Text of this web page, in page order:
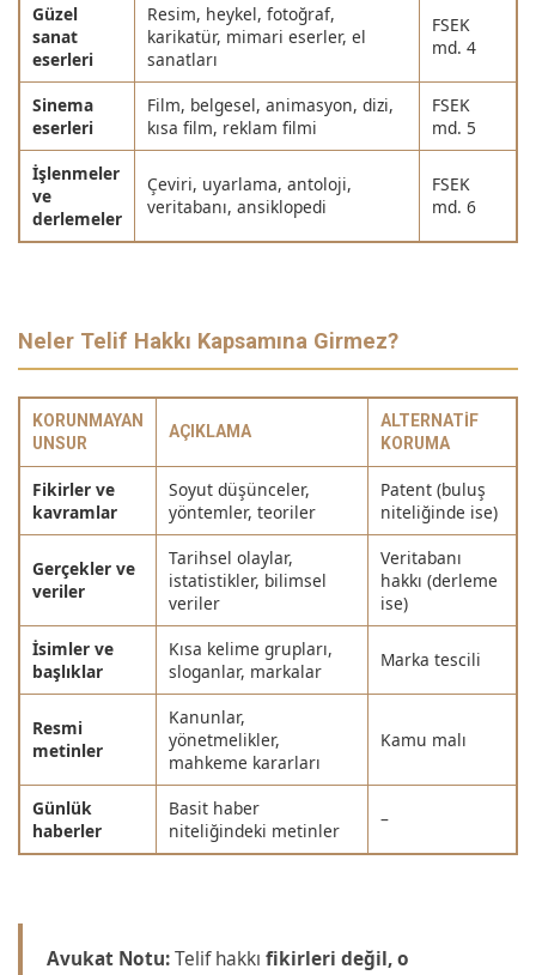
Güzel
sanat
eserleri
Resim, heykel, fotoğraf,
karikatür, mimari eserler, el
sanatları
FSEK
md. 4
Sinema
eserleri
Film, belgesel, animasyon, dizi,
kısa film, reklam filmi
FSEK
md. 5
İşlenmeler
ve
derlemeler
Çeviri, uyarlama, antoloji,
veritabanı, ansiklopedi
FSEK
md. 6
Neler Telif Hakkı Kapsamına Girmez?
KORUNMAYAN
UNSUR
AÇIKLAMA
ALTERNATIF
KORUMA
Fikirler ve
kavramlar
Soyut düşünceler,
yöntemler, teoriler
Patent (buluş
niteliğinde ise)
Gerçekler ve
veriler
Tarihsel olaylar,
istatistikler, bilimsel
veriler
Veritabanı
hakkı (derleme
ise)
İsimler ve
başlıklar
Kısa kelime grupları,
sloganlar, markalar
Marka tescili
Resmi
metinler
Kanunlar,
yönetmelikler,
mahkeme kararları
Kamu malı
Günlük
haberler
Basit haber
niteliğindeki metinler
–
Avukat Notu:Telif hakkı fikirleri değil, o